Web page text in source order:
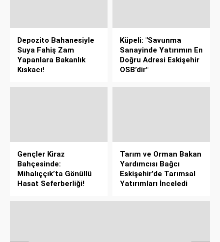
Depozito Bahanesiyle
Suya Fahiş Zam
Yapanlara Bakanlık
Kıskacı!
Küpeli: "Savunma
Sanayinde Yatırımın En
Doğru Adresi Eskişehir
OSB’dir"
Gençler Kiraz
Bahçesinde:
Mihalıççık’ta Gönüllü
Hasat Seferberliği!
Tarım ve Orman Bakan
Yardımcısı Bağcı
Eskişehir’de Tarımsal
Yatırımları İnceledi